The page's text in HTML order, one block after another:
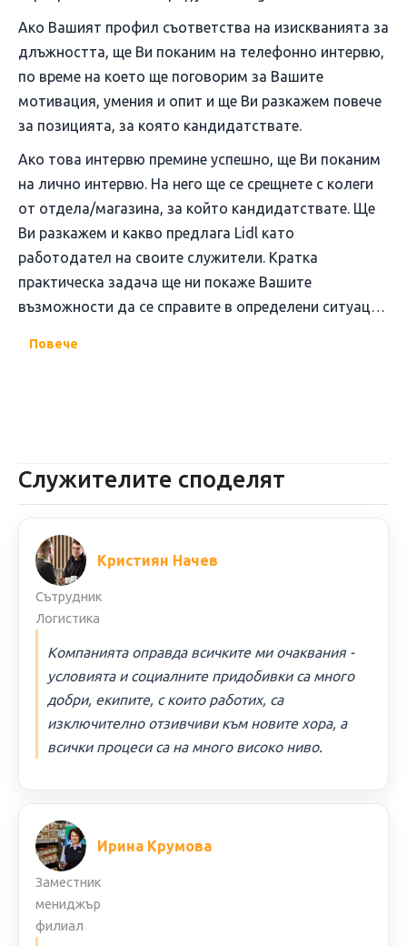
Ако Вашият профил съответства на изискванията за
длъжността, ще Ви поканим на телефонно интервю,
по време на което ще поговорим за Вашите
мотивация, умения и опит и ще Ви разкажем повече
за позицията, за която кандидатствате.
Ако това интервю премине успешно, ще Ви поканим
на лично интервю. На него ще се срещнете с колеги
от отдела/магазина, за който кандидатствате. Ще
Ви разкажем и какво предлага Lidl като
работодател на своите служители. Кратка
практическа задача ще ни покаже Вашите
възможности да се справите в определени ситуации
Повече
Служителите споделят
Кристиян Начев
Сътрудник
Логистика
Компанията оправда всичките ми очаквания -
условията и социалните придобивки са много
добри, екипите, с които работих, са
изключително отзивчиви към новите хора, а
всички процеси са на много високо ниво.
Ирина Крумова
Заместник
мениджър
филиал